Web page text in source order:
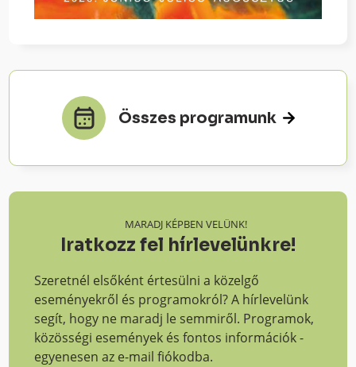
Összes programunk
MARADJ KÉPBEN VELÜNK!
Iratkozz fel hírlevelünkre!
Szeretnél elsőként értesülni a közelgő
eseményekről és programokról? A hírlevelünk
segít, hogy ne maradj le semmiről. Programok,
közösségi események és fontos információk -
egyenesen az e-mail fiókodba.